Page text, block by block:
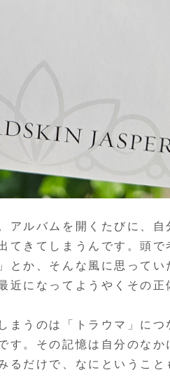
アルバムを開くたびに、自
てきてしまうんです。頭
とか、そんな風に思って
になってようやくその正
まうのは「トラウマ」に
す。その記憶は自分のな
るだけで、なにということ